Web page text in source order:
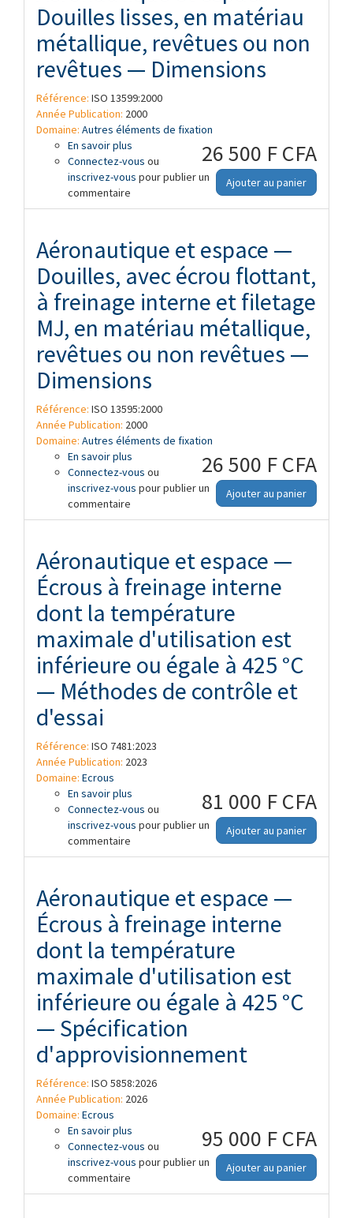
Douilles lisses, en matériau
métallique, revêtues ou non
revêtues — Dimensions
Référence: ISO 13599:2000
Année Publication: 2000
Domaine: Autres éléments de fixation
26 500 F CFA
Ajouter au panier
En savoir plus à propos de Aéronautique et espace —
Douilles lisses, en matériau métallique,
revêtues ou non revêtues — Dimensions
Connectez-vous ou
inscrivez-vous pour publier un
commentaire
Aéronautique et espace —
Douilles, avec écrou flottant,
à freinage interne et filetage
MJ, en matériau métallique,
revêtues ou non revêtues —
Dimensions
Référence: ISO 13595:2000
Année Publication: 2000
Domaine: Autres éléments de fixation
26 500 F CFA
Ajouter au panier
En savoir plus à propos de Aéronautique et espace —
Douilles, avec écrou flottant, à freinage
interne et filetage MJ, en matériau
métallique, revêtues ou non revêtues —
Dimensions
Connectez-vous ou
inscrivez-vous pour publier un
commentaire
Aéronautique et espace —
Écrous à freinage interne
dont la température
maximale d'utilisation est
inférieure ou égale à 425 °C
— Méthodes de contrôle et
d'essai
Référence: ISO 7481:2023
Année Publication: 2023
Domaine: Ecrous
81 000 F CFA
Ajouter au panier
En savoir plus à propos de Aéronautique et espace —
Écrous à freinage interne dont la
température maximale d'utilisation est
inférieure ou égale à 425 °C — Méthodes
de contrôle et d'essai
Connectez-vous ou
inscrivez-vous pour publier un
commentaire
Aéronautique et espace —
Écrous à freinage interne
dont la température
maximale d'utilisation est
inférieure ou égale à 425 °C
— Spécification
d'approvisionnement
Référence: ISO 5858:2026
Année Publication: 2026
Domaine: Ecrous
95 000 F CFA
Ajouter au panier
En savoir plus à propos de Aéronautique et espace —
Écrous à freinage interne dont la
température maximale d'utilisation est
inférieure ou égale à 425 °C —
Spécification d'approvisionnement
Connectez-vous ou
inscrivez-vous pour publier un
commentaire